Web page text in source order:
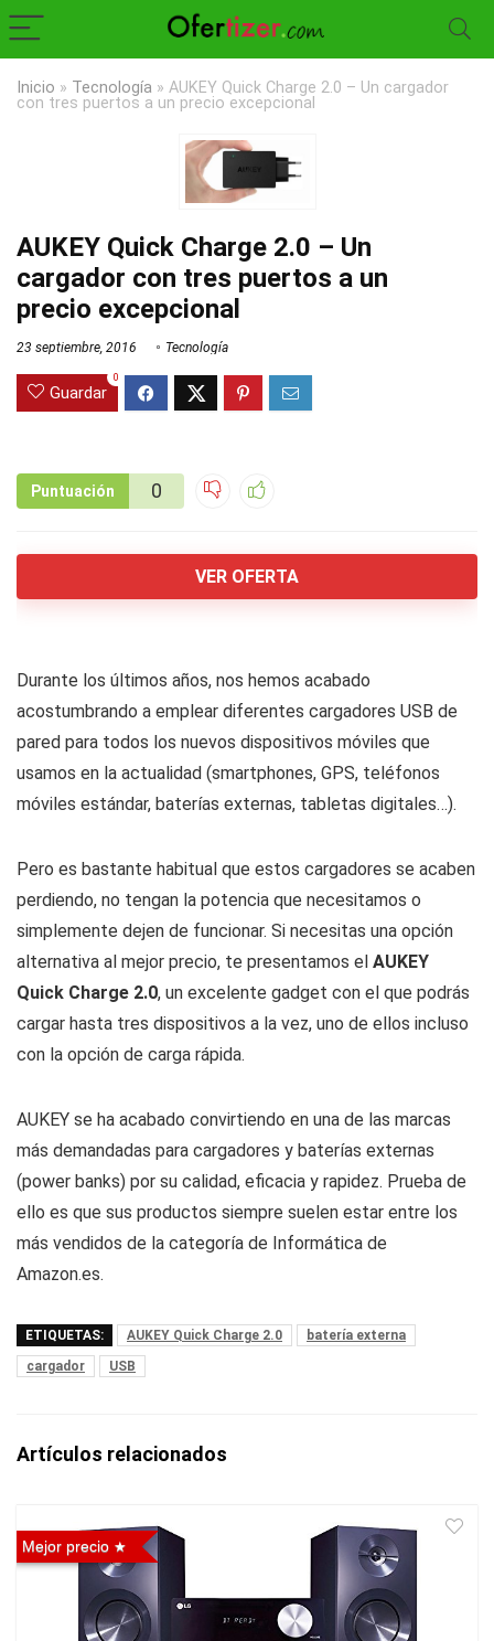
Inicio » Tecnología » AUKEY Quick Charge 2.0 – Un cargador
con tres puertos a un precio excepcional
AUKEY Quick Charge 2.0 – Un
cargador con tres puertos a un
precio excepcional
23 septiembre, 2016 Tecnología
Guardar
0
Puntuación 0
VER OFERTA
Durante los últimos años, nos hemos acabado
acostumbrando a emplear diferentes cargadores USB de
pared para todos los nuevos dispositivos móviles que
usamos en la actualidad (smartphones, GPS, teléfonos
móviles estándar, baterías externas, tabletas digitales…).
Pero es bastante habitual que estos cargadores se acaben
perdiendo, no tengan la potencia que necesitamos o
simplemente dejen de funcionar. Si necesitas una opción
alternativa al mejor precio, te presentamos el AUKEY
Quick Charge 2.0, un excelente gadget con el que podrás
cargar hasta tres dispositivos a la vez, uno de ellos incluso
con la opción de carga rápida.
AUKEY se ha acabado convirtiendo en una de las marcas
más demandadas para cargadores y baterías externas
(power banks) por su calidad, eficacia y rapidez. Prueba de
ello es que sus productos siempre suelen estar entre los
más vendidos de la categoría de Informática de
Amazon.es.
ETIQUETAS: AUKEY Quick Charge 2.0
batería externa
cargador
USB
Artículos relacionados
Mejor precio